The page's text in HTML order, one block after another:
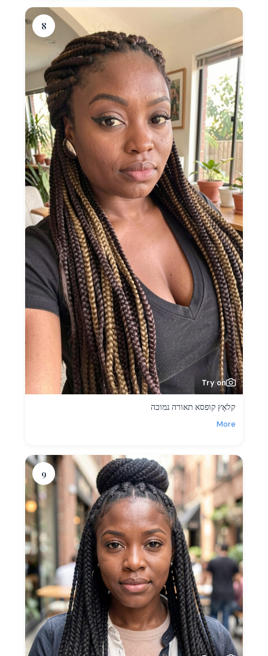
8
Try on
קלאָץ קופסא תאורה נמוכה
More
9